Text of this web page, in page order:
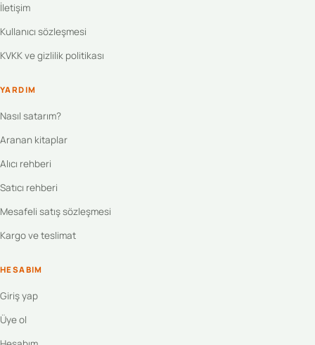
İletişim
Kullanıcı sözleşmesi
KVKK ve gizlilik politikası
YARDIM
Nasıl satarım?
Aranan kitaplar
Alıcı rehberi
Satıcı rehberi
Mesafeli satış sözleşmesi
Kargo ve teslimat
HESABIM
Giriş yap
Üye ol